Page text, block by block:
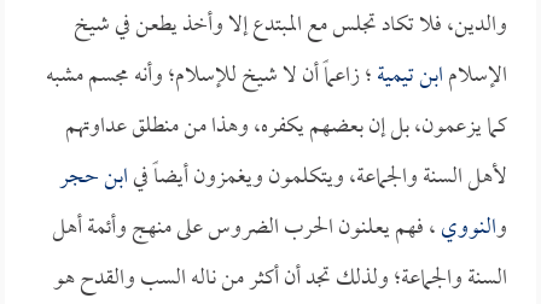
والدين، فلا تكاد تجلس مع المبتدع إلا وأخذ يطعن في شيخ
الإسلامابن تيمية؛ زاعماً أن لا شيخ للإسلام؛ وأنه مجسم مشبه
كما يزعمون، بل إن بعضهم يكفره، وهذا من منطلق عداوتهم
لأهل السنة والجماعة، ويتكلمون ويغمزون أيضاً فيابن حجر
والنووي، فهم يعلنون الحرب الضروس على منهج وأئمة أهل
السنة والجماعة؛ ولذلك تجد أن أكثر من ناله السب والقدح هو